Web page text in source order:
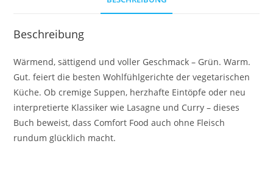
Beschreibung
Wärmend, sättigend und voller Geschmack – Grün. Warm.
Gut. feiert die besten Wohlfühlgerichte der vegetarischen
Küche. Ob cremige Suppen, herzhafte Eintöpfe oder neu
interpretierte Klassiker wie Lasagne und Curry – dieses
Buch beweist, dass Comfort Food auch ohne Fleisch
rundum glücklich macht.